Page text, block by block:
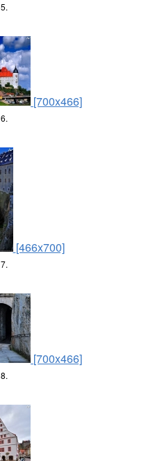
5.
[700x466]
6.
[466x700]
7.
[700x466]
8.